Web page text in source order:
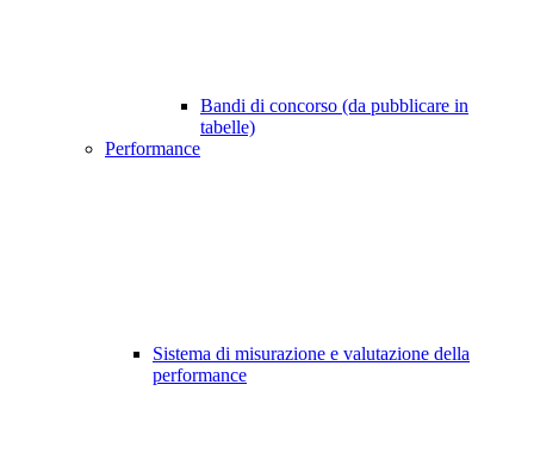
Bandi di concorso (da pubblicare in
tabelle)
Performance
Sistema di misurazione e valutazione della
performance